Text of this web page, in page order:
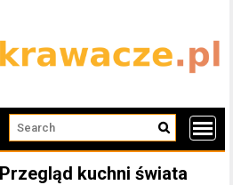
kuchni świata